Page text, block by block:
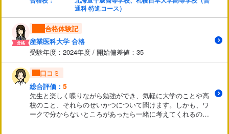
通科 特進コース）
合格体験記
産業医科大学 合格
受験年度：2024年度 / 開始偏差値：35
口コミ
総合評価： 5
先生と楽しく喋りながら勉強ができ、気軽に大学のことや高
校のこと、それらのせいかつについて聞けます。しかも、ワ
ークで分からないところがあったら一緒に考えてくれるの